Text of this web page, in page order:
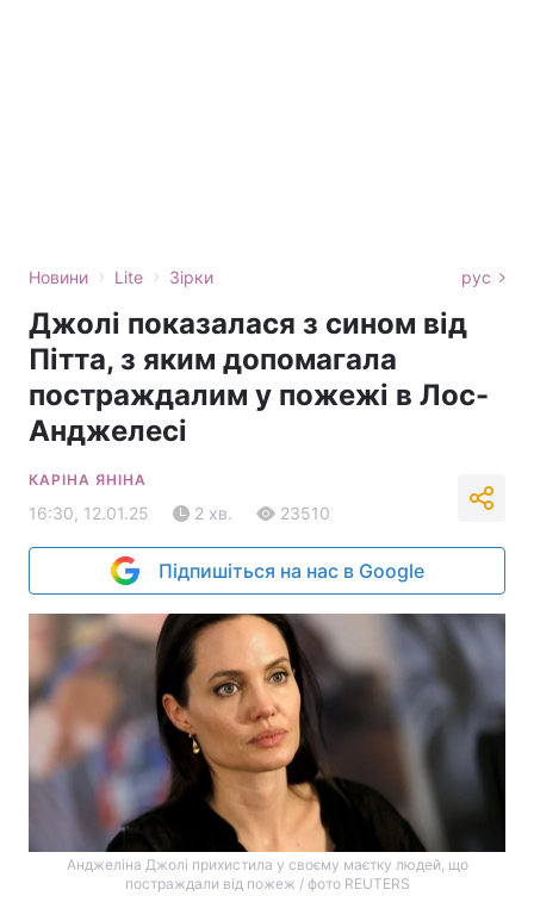
Новини › Lite › Зірки рус
Джолі показалася з сином від
Пітта, з яким допомагала
постраждалим у пожежі в Лос-
Анджелесі
КАРІНА ЯНІНА
16:30, 12.01.25 2 хв. 23510
Підпишіться на нас в Google
Анджеліна Джолі прихистила у своєму маєтку людей, що
постраждали від пожеж / фото REUTERS